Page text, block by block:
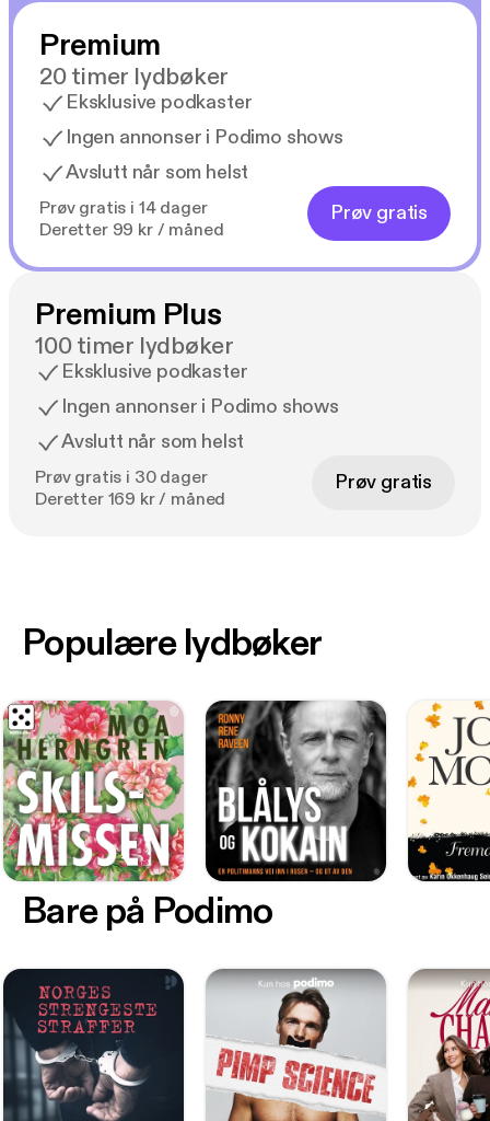
Premium
20 timer lydbøker
Eksklusive podkaster
Ingen annonser i Podimo shows
Avslutt når som helst
Prøv gratis i 14 dager
Deretter 99 kr / måned
Prøv gratis
Premium Plus
100 timer lydbøker
Eksklusive podkaster
Ingen annonser i Podimo shows
Avslutt når som helst
Prøv gratis i 30 dager
Deretter 169 kr / måned
Prøv gratis
Bare på Podimo
Populære lydbøker